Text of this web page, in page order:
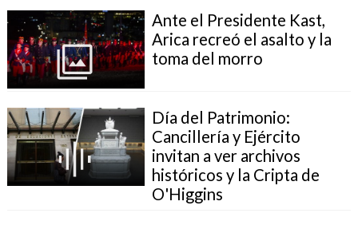
Ante el Presidente Kast,
Arica recreó el asalto y la
toma del morro
Día del Patrimonio:
Cancillería y Ejército
invitan a ver archivos
históricos y la Cripta de
O'Higgins